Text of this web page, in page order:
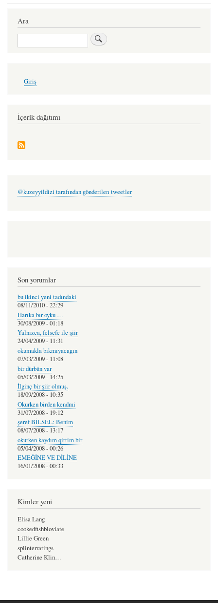
for
dörtlükler
serhat
Ara
Ara
account
Giriş
İçerik dağıtımı
@kuzeyyildizi tarafından gönderilen tweetler
Son yorumlar
bu ikinci yeni tadındaki
08/11/2010 - 22:29
Harıka bır oyku …
30/08/2009 - 01:18
Yalnızca, felsefe ile şiir
24/04/2009 - 11:31
okumakla bıkmıyacagın
07/03/2009 - 11:08
bir dürbün var
05/03/2009 - 14:25
İlginç bir şiir olmuş.
18/09/2008 - 10:35
Okurken birden kendmi
31/07/2008 - 19:12
şeref BİLSEL: Benim
08/07/2008 - 13:17
okurken kaydım qittim bir
05/04/2008 - 00:26
EMEĞİNE VE DİLİNE
16/01/2008 - 00:33
Kimler yeni
Elisa Lang
cookedfishbloviate
Lillie Green
splinterratings
Catherine Klin…